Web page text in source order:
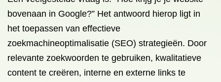
bovenaan in Google?” Het antwoord hierop ligt in
het toepassen van effectieve
zoekmachineoptimalisatie (SEO) strategieën. Door
relevante zoekwoorden te gebruiken, kwalitatieve
content te creëren, interne en externe links te